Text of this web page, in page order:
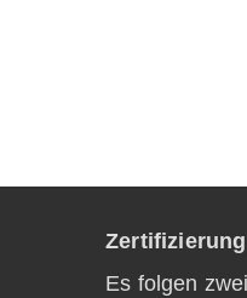
Es folgen